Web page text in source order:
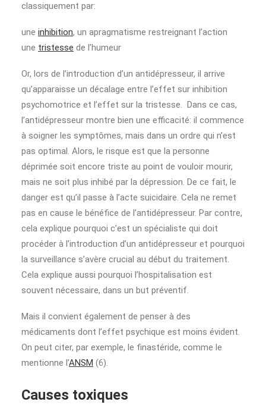
classiquement par:
une inhibition, un apragmatisme restreignant l’action
une tristesse de l’humeur
Or, lors de l’introduction d’un antidépresseur, il arrive
qu’apparaisse un décalage entre l’effet sur inhibition
psychomotrice et l’effet sur la tristesse. Dans ce cas,
l’antidépresseur montre bien une efficacité: il commence
à soigner les symptômes, mais dans un ordre qui n’est
pas optimal. Alors, le risque est que la personne
déprimée soit encore triste au point de vouloir mourir,
mais ne soit plus inhibé par la dépression. De ce fait, le
danger est qu’il passe à l’acte suicidaire. Cela ne remet
pas en cause le bénéfice de l’antidépresseur. Par contre,
cela explique pourquoi c’est un spécialiste qui doit
procéder à l’introduction d’un antidépresseur et pourquoi
la surveillance s’avère crucial au début du traitement.
Cela explique aussi pourquoi l’hospitalisation est
souvent nécessaire, dans un but préventif.
Mais il convient également de penser à des
médicaments dont l’effet psychique est moins évident.
On peut citer, par exemple, le finastéride, comme le
mentionne l’ANSM (6).
Causes toxiques